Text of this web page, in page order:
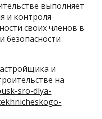
выполняет
и контроля
своих членов в
безопасности
и
на
sro-dlya-